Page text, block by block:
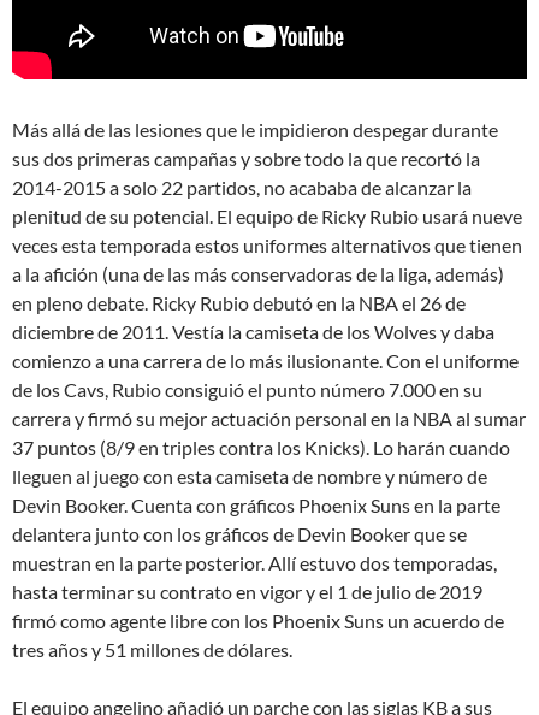
Más allá de las lesiones que le impidieron despegar durante
sus dos primeras campañas y sobre todo la que recortó la
2014-2015 a solo 22 partidos, no acababa de alcanzar la
plenitud de su potencial. El equipo de Ricky Rubio usará nueve
veces esta temporada estos uniformes alternativos que tienen
a la afición (una de las más conservadoras de la liga, además)
en pleno debate. Ricky Rubio debutó en la NBA el 26 de
diciembre de 2011. Vestía la camiseta de los Wolves y daba
comienzo a una carrera de lo más ilusionante. Con el uniforme
de los Cavs, Rubio consiguió el punto número 7.000 en su
carrera y firmó su mejor actuación personal en la NBA al sumar
37 puntos (8/9 en triples contra los Knicks). Lo harán cuando
lleguen al juego con esta camiseta de nombre y número de
Devin Booker. Cuenta con gráficos Phoenix Suns en la parte
delantera junto con los gráficos de Devin Booker que se
muestran en la parte posterior. Allí estuvo dos temporadas,
hasta terminar su contrato en vigor y el 1 de julio de 2019
firmó como agente libre con los Phoenix Suns un acuerdo de
tres años y 51 millones de dólares.
El equipo angelino añadió un parche con las siglas KB a sus